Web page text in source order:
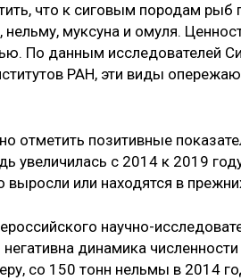
что к сиговым породам рыб
нельму, муксуна и омуля.
По данным исследователей
РАН, эти виды
отметить позитивные
увеличилась с 2014 к 2019
выросли или находятся в
научно-
негативна динамика
со 150 тонн нельмы в 2014